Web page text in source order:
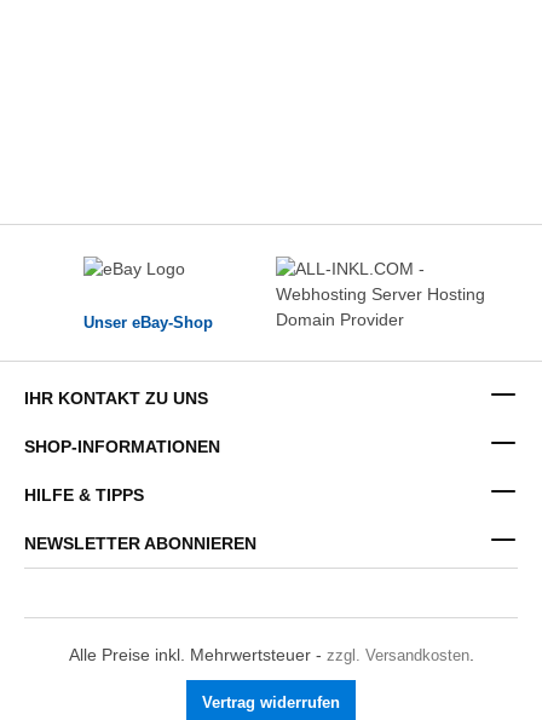
Unser eBay-Shop
IHR KONTAKT ZU UNS
SHOP-INFORMATIONEN
HILFE & TIPPS
NEWSLETTER ABONNIEREN
Alle Preise inkl. Mehrwertsteuer - zzgl. Versandkosten.
Vertrag widerrufen